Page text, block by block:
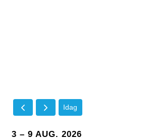
Idag
3 – 9 AUG. 2026